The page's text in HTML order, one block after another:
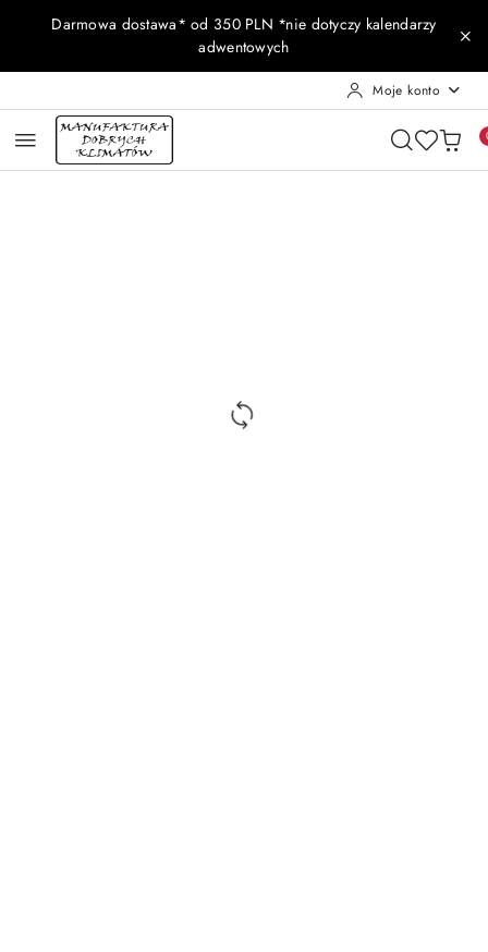
Przejdź do treści głównej
Przejdź do wyszukiwarki
Przejdź do moje konto
Przejdź do menu głównego
Przejdź do opisu produktu
Przejdź do stopki
Darmowa dostawa* od 350 PLN *nie dotyczy kalendarzy
adwentowych
Moje konto